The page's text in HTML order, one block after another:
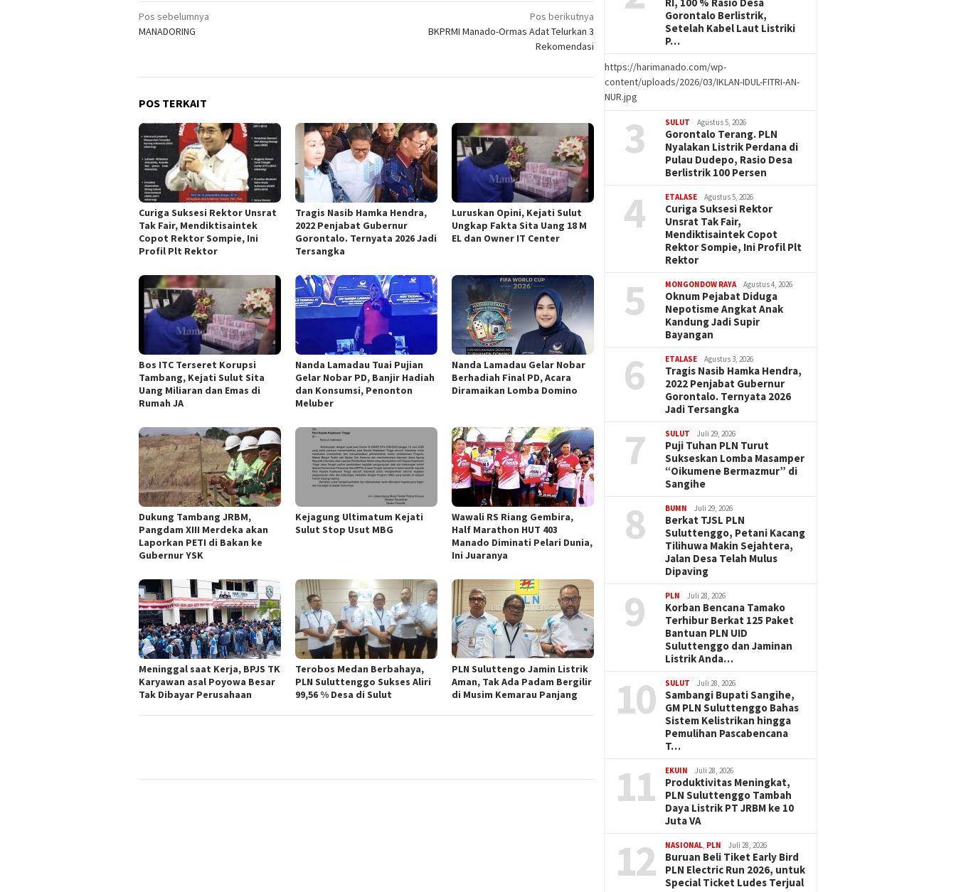
Navigasi
pos
Pos sebelumnya
MANADORING
Pos berikutnya
BKPRMI Manado-Ormas Adat Telurkan 3
Rekomendasi
POS TERKAIT
Curiga Suksesi Rektor Unsrat
Tak Fair, Mendiktisaintek
Copot Rektor Sompie, Ini
Profil Plt Rektor
Tragis Nasib Hamka Hendra,
2022 Penjabat Gubernur
Gorontalo. Ternyata 2026 Jadi
Tersangka
Luruskan Opini, Kejati Sulut
Ungkap Fakta Sita Uang 18 M
EL dan Owner IT Center
Bos ITC Terseret Korupsi
Tambang, Kejati Sulut Sita
Uang Miliaran dan Emas di
Rumah JA
Nanda Lamadau Tuai Pujian
Gelar Nobar PD, Banjir Hadiah
dan Konsumsi, Penonton
Meluber
Nanda Lamadau Gelar Nobar
Berhadiah Final PD, Acara
Diramaikan Lomba Domino
Dukung Tambang JRBM,
Pangdam XIII Merdeka akan
Laporkan PETI di Bakan ke
Gubernur YSK
Kejagung Ultimatum Kejati
Sulut Stop Usut MBG
Wawali RS Riang Gembira,
Half Marathon HUT 403
Manado Diminati Pelari Dunia,
Ini Juaranya
Meninggal saat Kerja, BPJS TK
Karyawan asal Poyowa Besar
Tak Dibayar Perusahaan
Terobos Medan Berbahaya,
PLN Suluttenggo Sukses Aliri
99,56 % Desa di Sulut
PLN Suluttengo Jamin Listrik
Aman, Tak Ada Padam Bergilir
di Musim Kemarau Panjang
Gorontalo Berlistrik,
Setelah Kabel Laut Listriki
P…
https://harimanado.com/wp-
content/uploads/2026/03/IKLAN-IDUL-FITRI-AN-
NUR.jpg
3 SULUT Agustus 5, 2026
Gorontalo Terang. PLN
Nyalakan Listrik Perdana di
Pulau Dudepo, Rasio Desa
Berlistrik 100 Persen
4 ETALASE Agustus 5, 2026
Curiga Suksesi Rektor
Unsrat Tak Fair,
Mendiktisaintek Copot
Rektor Sompie, Ini Profil Plt
Rektor
5 MONGONDOW RAYA Agustus 4, 2026
Oknum Pejabat Diduga
Nepotisme Angkat Anak
Kandung Jadi Supir
Bayangan
6 ETALASE Agustus 3, 2026
Tragis Nasib Hamka Hendra,
2022 Penjabat Gubernur
Gorontalo. Ternyata 2026
Jadi Tersangka
7 SULUT Juli 29, 2026
Puji Tuhan PLN Turut
Sukseskan Lomba Masamper
“Oikumene Bermazmur” di
Sangihe
8 BUMN Juli 29, 2026
Berkat TJSL PLN
Suluttenggo, Petani Kacang
Tilihuwa Makin Sejahtera,
Jalan Desa Telah Mulus
Dipaving
9 PLN Juli 28, 2026
Korban Bencana Tamako
Terhibur Berkat 125 Paket
Bantuan PLN UID
Suluttenggo dan Jaminan
Listrik Anda…
10 SULUT Juli 28, 2026
Sambangi Bupati Sangihe,
GM PLN Suluttenggo Bahas
Sistem Kelistrikan hingga
Pemulihan Pascabencana
T…
11 EKUIN Juli 28, 2026
Produktivitas Meningkat,
PLN Suluttenggo Tambah
Daya Listrik PT JRBM ke 10
Juta VA
12 NASIONAL PLN Juli 28, 2026
Buruan Beli Tiket Early Bird
PLN Electric Run 2026, untuk
Special Ticket Ludes Terjual